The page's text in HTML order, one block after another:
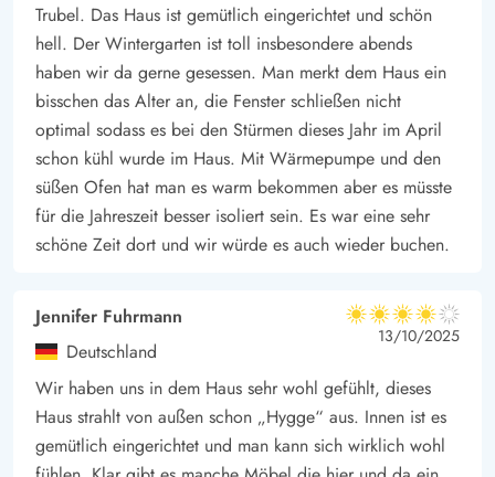
Trubel. Das Haus ist gemütlich eingerichtet und schön
hell. Der Wintergarten ist toll insbesondere abends
haben wir da gerne gesessen. Man merkt dem Haus ein
bisschen das Alter an, die Fenster schließen nicht
optimal sodass es bei den Stürmen dieses Jahr im April
schon kühl wurde im Haus. Mit Wärmepumpe und den
süßen Ofen hat man es warm bekommen aber es müsste
für die Jahreszeit besser isoliert sein. Es war eine sehr
schöne Zeit dort und wir würde es auch wieder buchen.
Jennifer Fuhrmann
Deutschland
4 von 5
4 von 5
4 out of 5
13/10/2025
Wir haben uns in dem Haus sehr wohl gefühlt, dieses
Haus strahlt von außen schon „Hygge“ aus. Innen ist es
gemütlich eingerichtet und man kann sich wirklich wohl